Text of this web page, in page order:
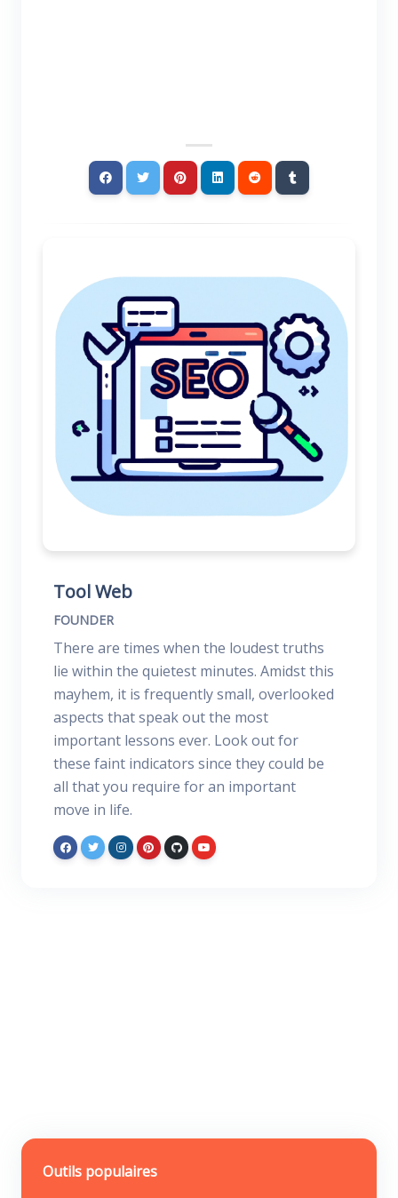
Tool Web
FOUNDER
There are times when the loudest truths
lie within the quietest minutes. Amidst this
mayhem, it is frequently small, overlooked
aspects that speak out the most
important lessons ever. Look out for
these faint indicators since they could be
all that you require for an important
move in life.
Outils populaires